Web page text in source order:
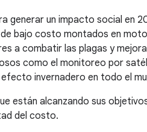
generar un impacto social en
bajo costo montados en
a combatir las plagas y
como el monitoreo por
invernadero en todo el
están alcanzando sus
del costo.